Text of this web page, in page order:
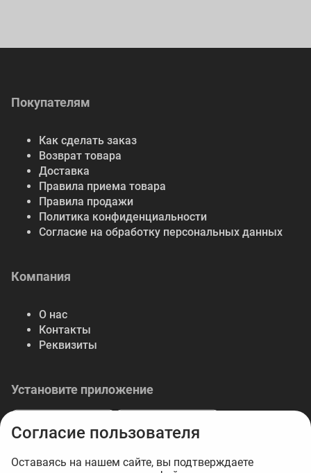
Покупателям
Как сделать заказ
Возврат товара
Доставка
Правила приема товара
Правила продажи
Политика конфиденциальности
Согласие на обработку персональных данных
Компания
О нас
Контакты
Реквизиты
Установите приложение
Согласие пользователя
Оставаясь на нашем сайте, вы подтверждаете